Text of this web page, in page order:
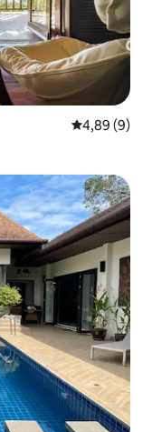
4,89 de uma
4,89 (9)